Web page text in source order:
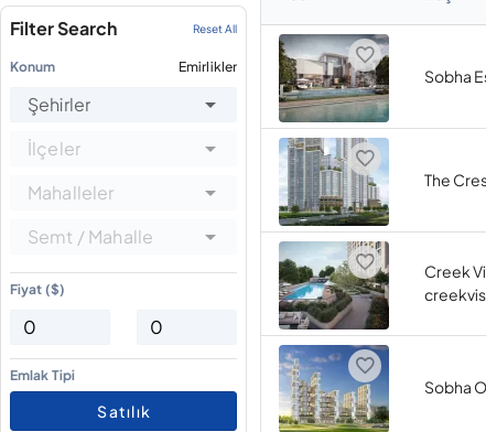
Filter Search Reset All
Konum Emirlikler
Şehirler
İlçeler
Mahalleler
Semt / Mahalle
Fiyat ($)
Emlak Tipi
Satılık
Sobha
The
Creek
Sobha